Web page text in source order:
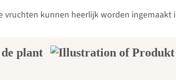
vruchten kunnen heerlijk worden ingemaakt
plant